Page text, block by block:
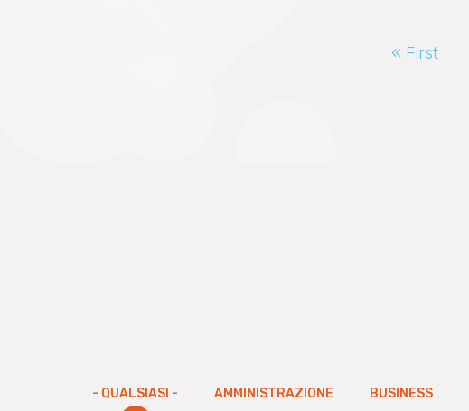
Prima
« First
- QUALSIASI - AMMINISTRAZIONE BUSINESS